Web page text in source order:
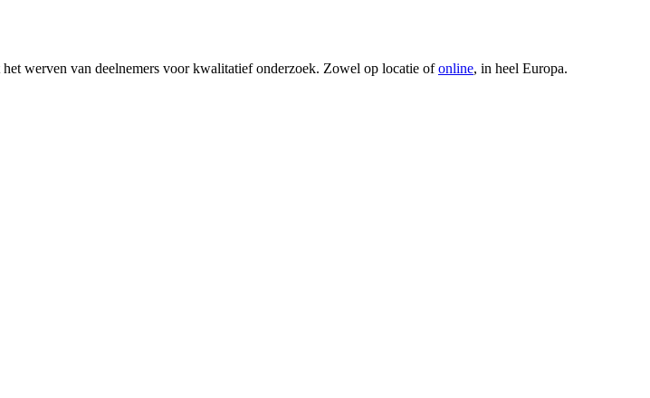
werven van deelnemers voor kwalitatief onderzoek. Zowel op locatie ofonline, in heel Europa.